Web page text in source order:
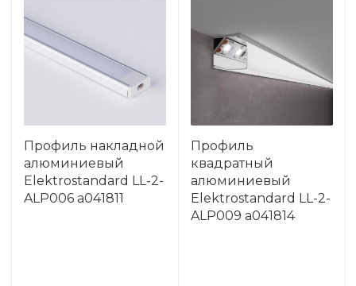
Профиль накладной
алюминиевый
Elektrostandard LL-2-
ALP006 a041811
Профиль
квадратный
алюминиевый
Elektrostandard LL-2-
ALP009 a041814